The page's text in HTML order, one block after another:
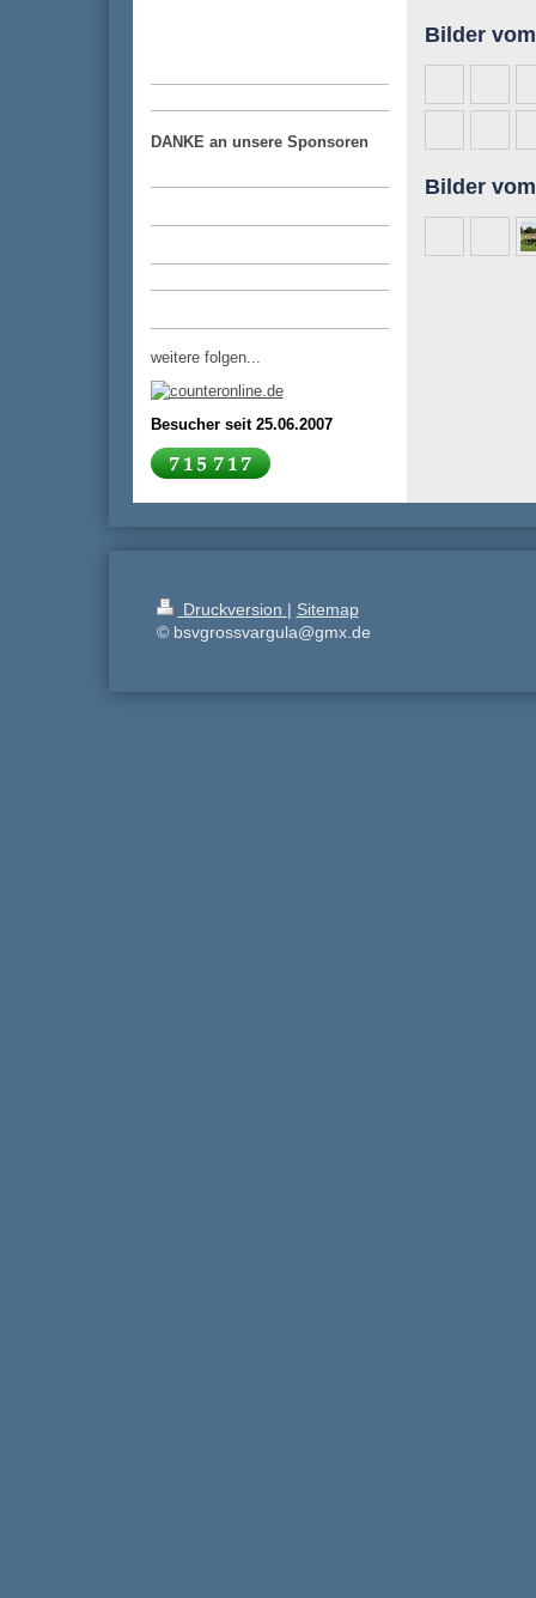
Bilder
Bilder
DANKE an unsere Sponsoren
weitere folgen...
Besucher seit 25.06.2007
Druckversion | Sitemap
© bsvgrossvargula@gmx.de